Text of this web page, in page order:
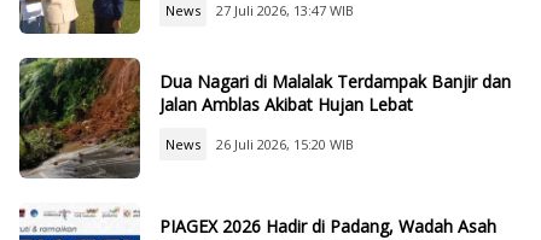
News 27 Juli 2026, 13:47 WIB
Dua Nagari di Malalak Terdampak Banjir dan
Jalan Amblas Akibat Hujan Lebat
News 26 Juli 2026, 15:20 WIB
PIAGEX 2026 Hadir di Padang, Wadah Asah